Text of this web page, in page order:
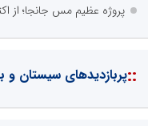
پروژه عظیم مس جانجا؛ از
::پربازدیدهای سیستان و